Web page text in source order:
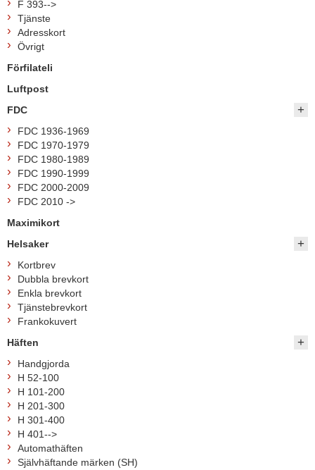
F 393-->
Tjänste
Adresskort
Övrigt
Förfilateli
Luftpost
FDC
FDC 1936-1969
FDC 1970-1979
FDC 1980-1989
FDC 1990-1999
FDC 2000-2009
FDC 2010 ->
Maximikort
Helsaker
Kortbrev
Dubbla brevkort
Enkla brevkort
Tjänstebrevkort
Frankokuvert
Häften
Handgjorda
H 52-100
H 101-200
H 201-300
H 301-400
H 401-->
Automathäften
Självhäftande märken (SH)